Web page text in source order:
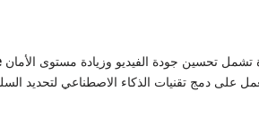
تطويرات كبيرة تشمل تحسين جودة الفيديو وزيادة مستوى الأمان
على دمج تقنيات الذكاء الاصطناعي لتحديد